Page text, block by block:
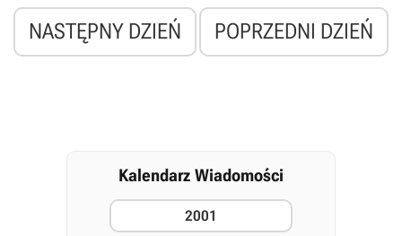
NASTĘPNY DZIEŃ POPRZEDNI DZIEŃ
Kalendarz Wiadomości
2001